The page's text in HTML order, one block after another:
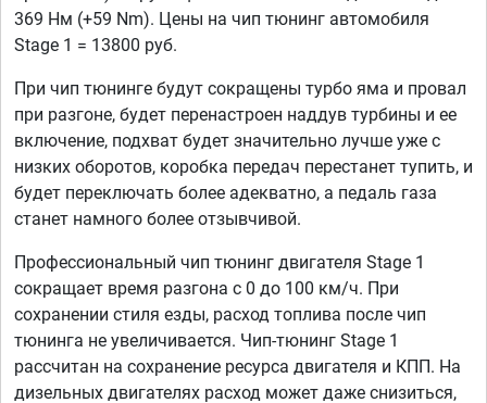
369 Нм (+59 Nm). Цены на чип тюнинг автомобиля
Stage 1 = 13800 руб.
При чип тюнинге будут сокращены турбо яма и провал
при разгоне, будет перенастроен наддув турбины и ее
включение, подхват будет значительно лучше уже с
низких оборотов, коробка передач перестанет тупить, и
будет переключать более адекватно, а педаль газа
станет намного более отзывчивой.
Профессиональный чип тюнинг двигателя Stage 1
сокращает время разгона с 0 до 100 км/ч. При
сохранении стиля езды, расход топлива после чип
тюнинга не увеличивается. Чип-тюнинг Stage 1
рассчитан на сохранение ресурса двигателя и КПП. На
дизельных двигателях расход может даже снизиться,